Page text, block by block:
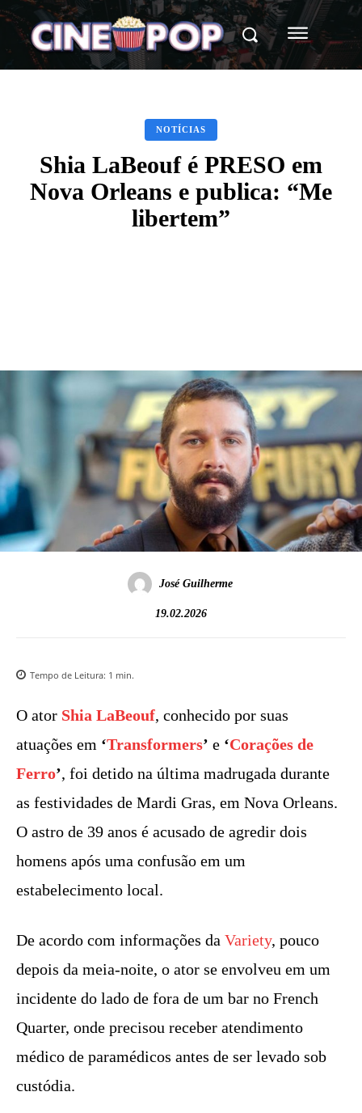
NOTÍCIAS
Shia LaBeouf é PRESO em
Nova Orleans e publica: “Me
libertem”
José Guilherme
19.02.2026
Tempo de Leitura: 1 min.
O ator Shia LaBeouf, conhecido por suas
atuações em ‘Transformers’ e ‘Corações de
Ferro’, foi detido na última madrugada durante
as festividades de Mardi Gras, em Nova Orleans.
O astro de 39 anos é acusado de agredir dois
homens após uma confusão em um
estabelecimento local.
De acordo com informações da Variety, pouco
depois da meia-noite, o ator se envolveu em um
incidente do lado de fora de um bar no French
Quarter, onde precisou receber atendimento
médico de paramédicos antes de ser levado sob
custódia.